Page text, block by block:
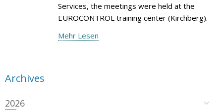
Services, the meetings were held at the
EUROCONTROL training center (Kirchberg).
Mehr Lesen
Archives
2026